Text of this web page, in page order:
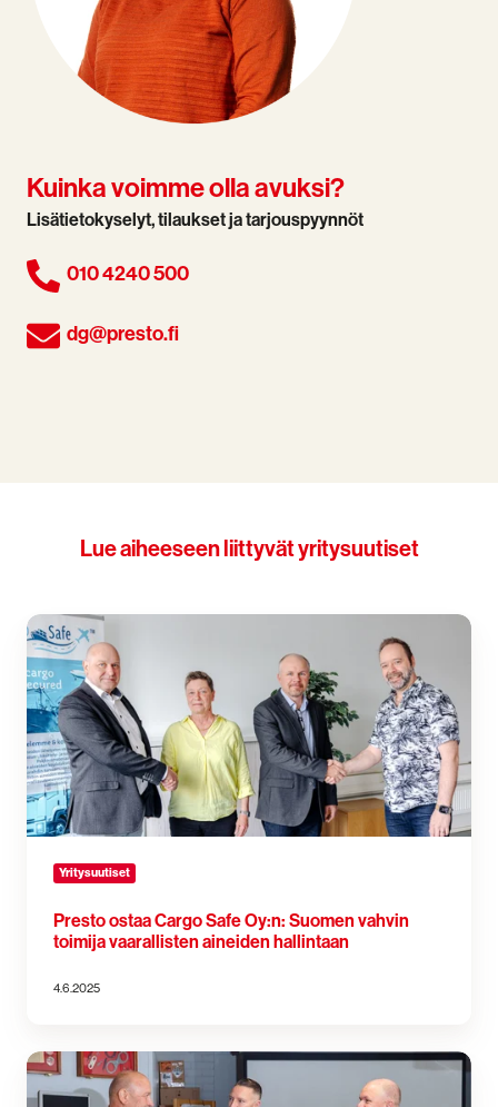
Kuinka voimme olla avuksi?
Lisätietokyselyt, tilaukset ja tarjouspyynnöt
010 4240 500
dg@presto.fi
Lue aiheeseen liittyvät yritysuutiset
Presto
ostaa
Cargo
Safe
Oy:n: Suomen
vahvin
toimija
vaarallisten
aineiden
hallintaan
Yritysuutiset
Presto ostaa Cargo Safe Oy:n: Suomen vahvin
toimija vaarallisten aineiden hallintaan
4.6.2025
Presto